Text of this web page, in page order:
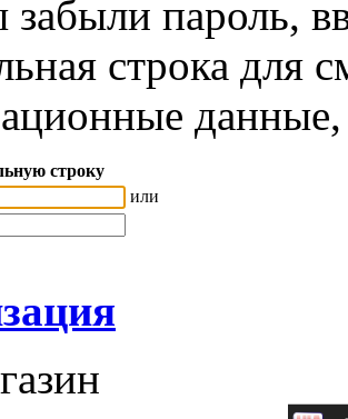
забыли пароль,
строка для
строку
или